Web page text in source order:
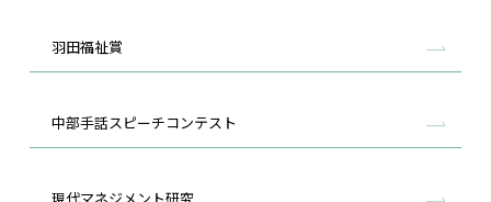
羽田福祉賞
中部手話スピーチコンテスト